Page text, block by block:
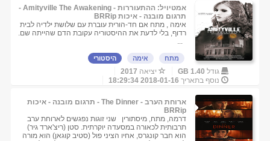
אמטיויל: ההתעוררות - Amityville The Awakening -
תרגום מובנה - איכות BRRip
אימה , מתח אם חד-הורית עוברת עם שלושת ילדיה לבית
רדוף, בלי לדעת את ההיסטוריה עקובת הדם שהייתה שם.
...
גודל 1.40 GB יציאה 2017
נוסף בתאריך 2018-01-16 18:29:34
מתח אימה היסטורי
ארוחת הערב - The Dinner - תרגום מובנה - איכות
BRRip
דרמה, מתח, מיסתורין שני זוגות נפגשים לארוחת ערב
תרבותית לכאורה במסעדה יוקרתית. סטן (ריצ'ארד גיר)
הוא חבר קונגרס, אחיו הציני פול (סטיב קוגאן) הוא מורה